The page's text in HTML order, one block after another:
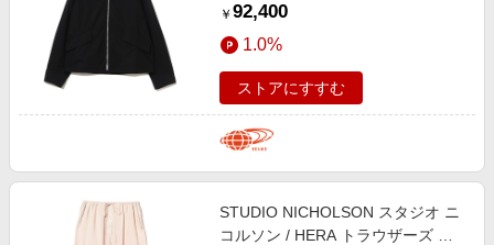
￥ 92,400
1.0%
ストアにすすむ
STUDIO NICHOLSON スタジオ ニ
コルソン / HERA トラウザーズ パ